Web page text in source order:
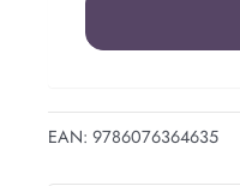
EAN:9786076364635